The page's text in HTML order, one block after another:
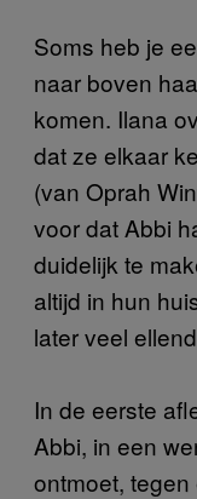
Soms heb je
naar boven
komen. Ilana
dat ze elkaar
(van Oprah
voor dat Abbi
duidelijk te
altijd in hun
later veel
In de eerste
Abbi, in een
ontmoet,